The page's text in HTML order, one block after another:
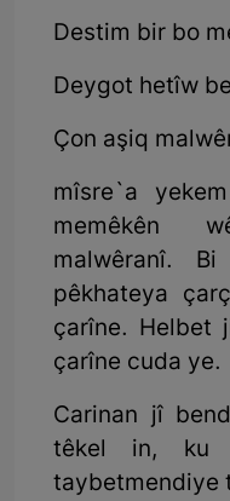
Destim bir bo
Deygot hetîw
Çon aşiq
mîsre`a
memêkên
malwêranî.
pêkhateya
çarîne. Helbet
çarîne cuda ye.
Carinan jî
têkel in, ku
taybetmendiye